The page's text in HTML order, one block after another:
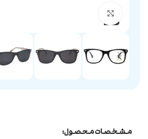
مشخصات محصول: